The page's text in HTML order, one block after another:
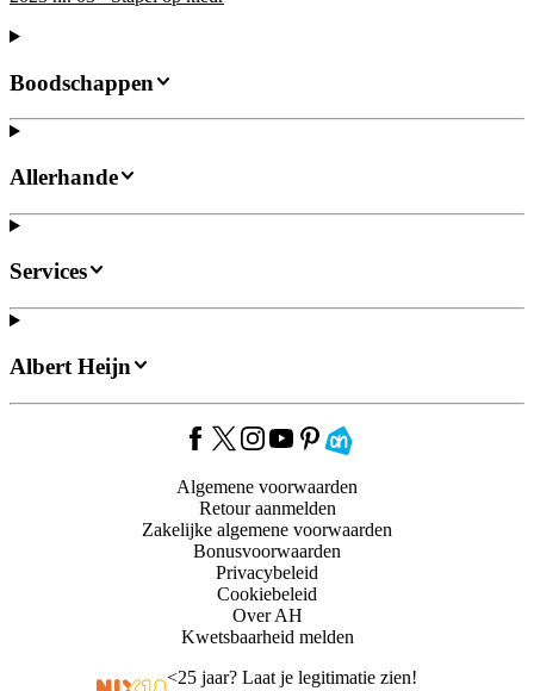
Boodschappen
Allerhande
Services
Albert Heijn
Algemene voorwaarden
Retour aanmelden
Zakelijke algemene voorwaarden
Bonusvoorwaarden
Privacybeleid
Cookiebeleid
Over AH
Kwetsbaarheid melden
<25 jaar? Laat je legitimatie zien!